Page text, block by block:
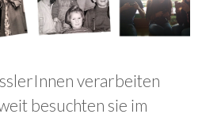
verarbeiten
besuchten sie im